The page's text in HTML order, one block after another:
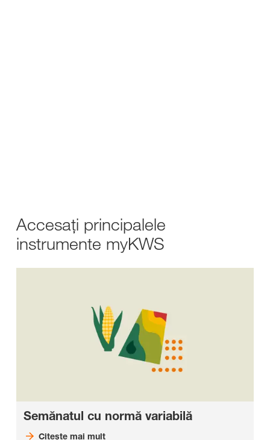
Accesaţi principalele
instrumente myKWS
Semănatul cu normă variabilă
Citeşte mai mult